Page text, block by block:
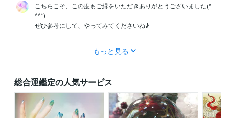
こちらこそ、この度もご縁をいただきありがとうございました(*
^^*)
ぜひ参考にして、やってみてくださいね♪
もっと見る
総合運鑑定の人気サービス